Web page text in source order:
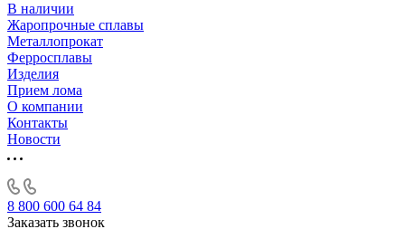
В наличии
Жаропрочные сплавы
Металлопрокат
Ферросплавы
Изделия
Прием лома
О компании
Контакты
Новости
8 800 600 64 84
Заказать звонок